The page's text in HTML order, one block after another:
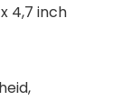
4,7 inch